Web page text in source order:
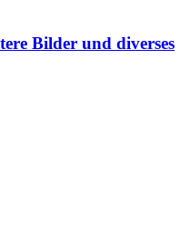
Bilder und diverses